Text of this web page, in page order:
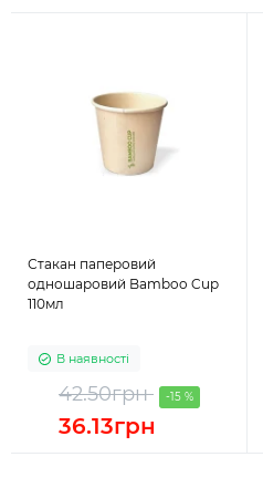
Стакан паперовий
одношаровий Bamboo Cup
110мл
В наявності
42.50грн -15 %
36.13грн